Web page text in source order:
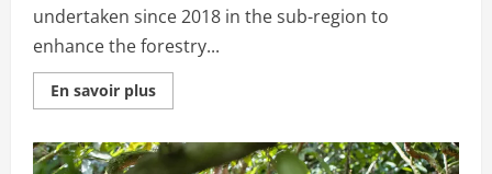
a
g
l
i
n
:
E
undertaken since 2018 in the sub-region to
enhance the forestry...
En savoir plusE
n
v